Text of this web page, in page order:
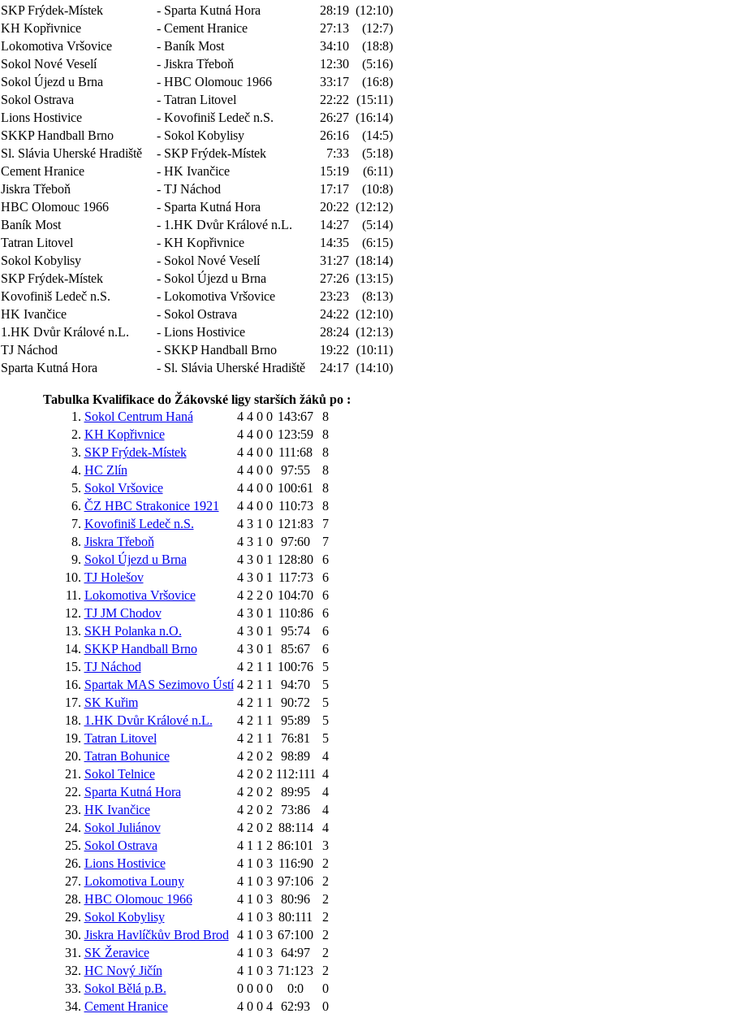
SKP Frýdek-Místek
- Sparta Kutná Hora 28:19 (12:10)
KH Kopřivnice
- Cement Hranice 27:13
(12:7)
Lokomotiva Vršovice
- Baník Most 34:10
(18:8)
Sokol Nové Veselí
- Jiskra Třeboň 12:30
(5:16)
Sokol Újezd u Brna
- HBC Olomouc 1966 33:17
(16:8)
Sokol Ostrava
- Tatran Litovel 22:22 (15:11)
Lions Hostivice
- Kovofiniš Ledeč n.S. 26:27 (16:14)
SKKP Handball Brno
- Sokol Kobylisy 26:16
(14:5)
Sl. Slávia Uherské Hradiště
- SKP Frýdek-Místek 7:33
(5:18)
Cement Hranice
- HK Ivančice 15:19
(6:11)
Jiskra Třeboň
- TJ Náchod 17:17
(10:8)
HBC Olomouc 1966
- Sparta Kutná Hora 20:22 (12:12)
Baník Most
- 1.HK Dvůr Králové n.L. 14:27
(5:14)
Tatran Litovel
- KH Kopřivnice 14:35
(6:15)
Sokol Kobylisy
- Sokol Nové Veselí 31:27 (18:14)
SKP Frýdek-Místek
- Sokol Újezd u Brna 27:26 (13:15)
Kovofiniš Ledeč n.S.
- Lokomotiva Vršovice 23:23
(8:13)
HK Ivančice
- Sokol Ostrava 24:22 (12:10)
1.HK Dvůr Králové n.L.
- Lions Hostivice 28:24 (12:13)
TJ Náchod
- SKKP Handball Brno 19:22 (10:11)
Sparta Kutná Hora
- Sl. Slávia Uherské Hradiště 24:17 (14:10)
Tabulka Kvalifikace do Žákovské ligy starších žáků po :
1. Sokol Centrum Haná 4 4 0 0 143:67
8
2. KH Kopřivnice 4 4 0 0 123:59
8
3. SKP Frýdek-Místek 4 4 0 0 111:68
8
4. HC Zlín 4 4 0 0 97:55
8
5. Sokol Vršovice 4 4 0 0 100:61
8
6. ČZ HBC Strakonice 1921 4 4 0 0 110:73
8
7. Kovofiniš Ledeč n.S. 4 3 1 0 121:83
7
8. Jiskra Třeboň 4 3 1 0 97:60
7
9. Sokol Újezd u Brna 4 3 0 1 128:80
6
10. TJ Holešov 4 3 0 1 117:73
6
11. Lokomotiva Vršovice 4 2 2 0 104:70
6
12. TJ JM Chodov 4 3 0 1 110:86
6
13. SKH Polanka n.O. 4 3 0 1 95:74
6
14. SKKP Handball Brno 4 3 0 1 85:67
6
15. TJ Náchod 4 2 1 1 100:76
5
16. Spartak MAS Sezimovo Ústí 4 2 1 1 94:70
5
17. SK Kuřim 4 2 1 1 90:72
5
18. 1.HK Dvůr Králové n.L. 4 2 1 1 95:89
5
19. Tatran Litovel 4 2 1 1 76:81
5
20. Tatran Bohunice 4 2 0 2 98:89
4
21. Sokol Telnice 4 2 0 2 112:111
4
22. Sparta Kutná Hora 4 2 0 2 89:95
4
23. HK Ivančice 4 2 0 2 73:86
4
24. Sokol Juliánov 4 2 0 2 88:114
4
25. Sokol Ostrava 4 1 1 2 86:101
3
26. Lions Hostivice 4 1 0 3 116:90
2
27. Lokomotiva Louny 4 1 0 3 97:106
2
28. HBC Olomouc 1966 4 1 0 3 80:96
2
29. Sokol Kobylisy 4 1 0 3 80:111
2
30. Jiskra Havlíčkův Brod Brod 4 1 0 3 67:100
2
31. SK Žeravice 4 1 0 3 64:97
2
32. HC Nový Jičín 4 1 0 3 71:123
2
33. Sokol Bělá p.B. 0 0 0 0 0:0
0
34. Cement Hranice 4 0 0 4 62:93
0